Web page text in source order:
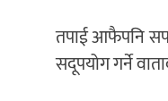
तपाई आफैपनि
सदूपयोग गर्ने